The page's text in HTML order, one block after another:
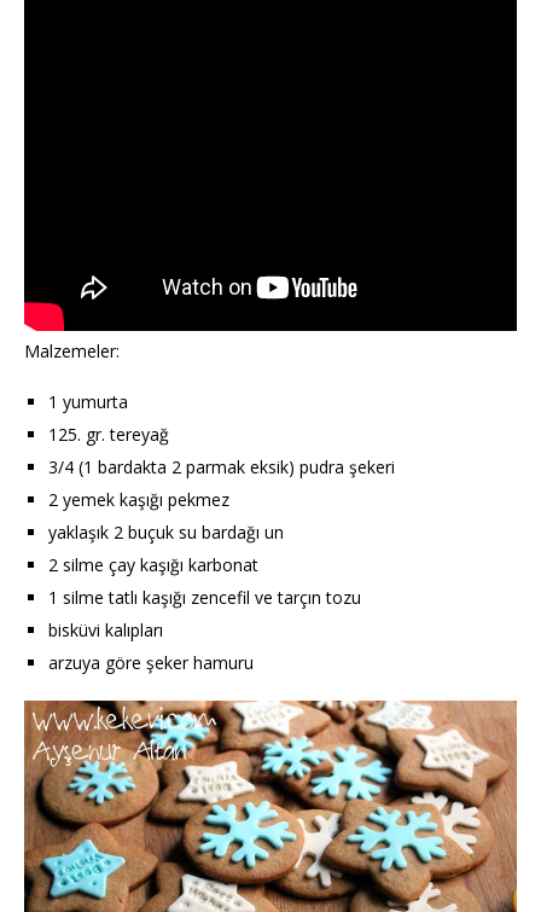
Malzemeler:
1 yumurta
125. gr. tereyağ
3/4 (1 bardakta 2 parmak eksik) pudra şekeri
2 yemek kaşığı pekmez
yaklaşık 2 buçuk su bardağı un
2 silme çay kaşığı karbonat
1 silme tatlı kaşığı zencefil ve tarçın tozu
bisküvi kalıpları
arzuya göre şeker hamuru